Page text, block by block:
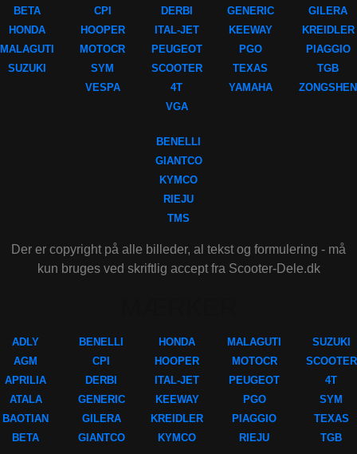
BETA
HONDA
MALAGUTI
SUZUKI
CPI
HOOPER
MOTOCR
SYM
VESPA
DERBI
ITAL-JET
PEUGEOT
SCOOTER
4T
VGA
GENERIC
KEEWAY
PGO
TEXAS
YAMAHA
GILERA
KREIDLER
PIAGGIO
TGB
ZONGSHEN
BENELLI
GIANTCO
KYMCO
RIEJU
TMS
Der er copyright på alle billeder, al tekst og formulering - må
kun bruges ved skriftlig accept fra Scooter-Dele.dk
ADLY
AGM
APRILIA
ATALA
BAOTIAN
BETA
BENELLI
CPI
DERBI
GENERIC
GILERA
GIANTCO
HONDA
HOOPER
ITAL-JET
KEEWAY
KREIDLER
KYMCO
MALAGUTI
MOTOCR
PEUGEOT
PGO
PIAGGIO
RIEJU
SUZUKI
SCOOTER
4T
SYM
TEXAS
TGB